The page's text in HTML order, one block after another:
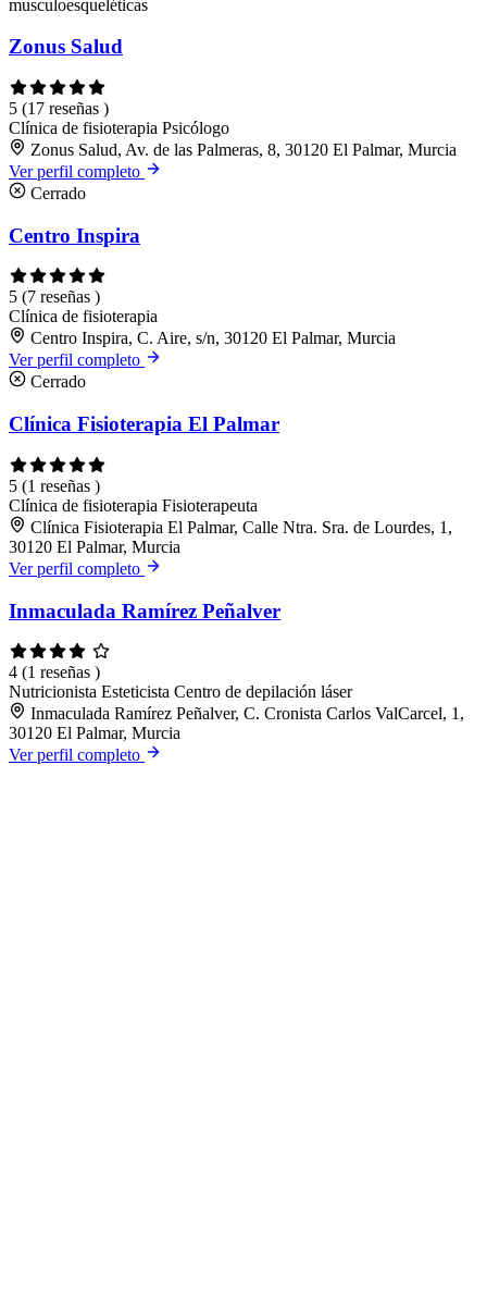
musculoesqueléticas
Zonus Salud
5 (17 reseñas )
Clínica de fisioterapia Psicólogo
Zonus Salud, Av. de las Palmeras, 8, 30120 El Palmar, Murcia
Ver perfil completo
Cerrado
Centro Inspira
5 (7 reseñas )
Clínica de fisioterapia
Centro Inspira, C. Aire, s/n, 30120 El Palmar, Murcia
Ver perfil completo
Cerrado
Clínica Fisioterapia El Palmar
5 (1 reseñas )
Clínica de fisioterapia Fisioterapeuta
Clínica Fisioterapia El Palmar, Calle Ntra. Sra. de Lourdes, 1,
30120 El Palmar, Murcia
Ver perfil completo
Inmaculada Ramírez Peñalver
4 (1 reseñas )
Nutricionista Esteticista Centro de depilación láser
Inmaculada Ramírez Peñalver, C. Cronista Carlos ValCarcel, 1,
30120 El Palmar, Murcia
Ver perfil completo